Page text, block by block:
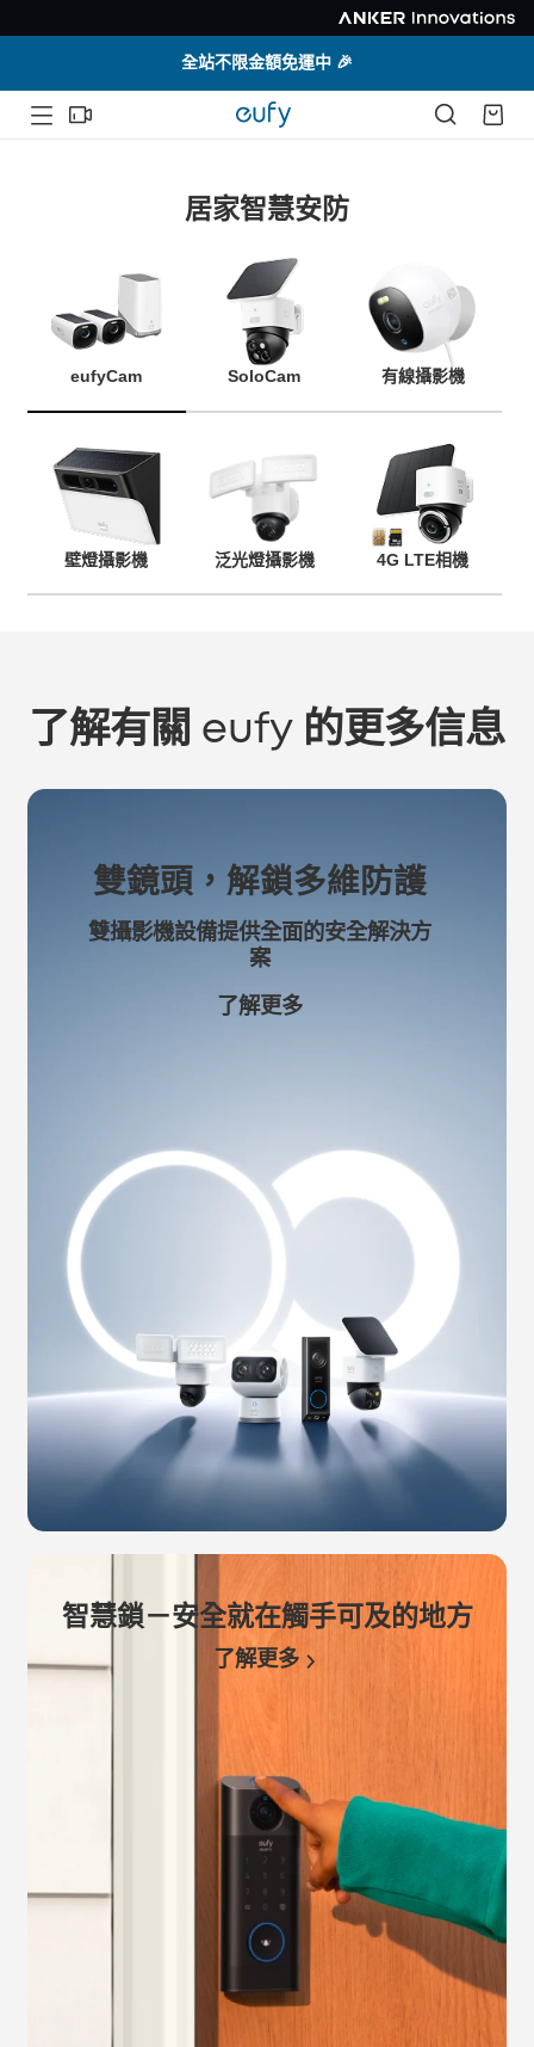
全站不限金額免運中 🎉
居家智慧安防
eufyCam SoloCam 有線攝影機
壁燈攝影機 泛光燈攝影機 4G LTE相機
了解有關 eufy 的更多信息
雙鏡頭，解鎖多維防護
雙攝影機設備提供全面的安全解決方
案
了解更多
智慧鎖－安全就在觸手可及的地方
了解更多